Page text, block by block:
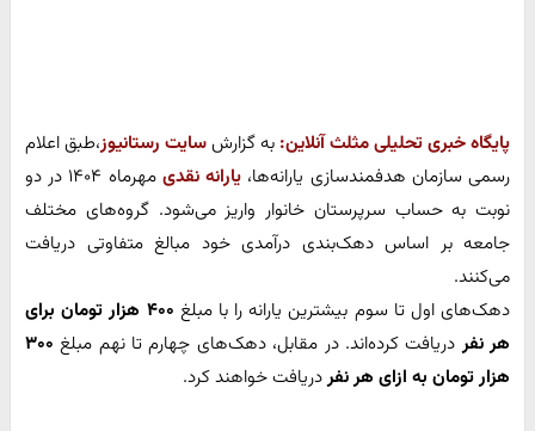
پایگاه خبری تحلیلی مثلث آنلاین: به گزارشسایت رستانیوز،طبق اعلام
رسمی سازمان هدفمندسازی یارانه‌ها، یارانه نقدی
مهرماه ۱۴۰۴ در دو
نوبت به حساب سرپرستان خانوار واریز می‌شود. گروه‌های مختلف
جامعه بر اساس دهک‌بندی درآمدی خود مبالغ متفاوتی دریافت
می‌کنند.
دهک‌های اول تا سوم بیشترین یارانه را با مبلغ
۴۰۰ هزار تومان برای
هر نفردریافت کرده‌اند. در مقابل، دهک‌های چهارم تا نهم مبلغ ۳۰۰
هزار تومان به ازای هر نفردریافت خواهند کرد.